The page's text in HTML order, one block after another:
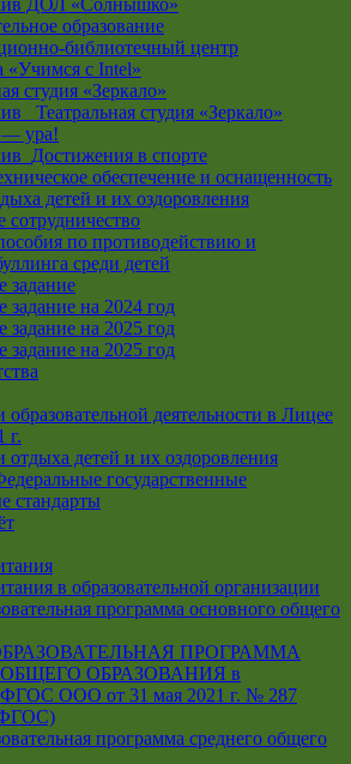
ДОЛ «Солнышко»
образование
библиотечный центр
«Учимся с Intel»
студия «Зеркало»
_Театральная студия «Зеркало»
— ура!
в спорте
обеспечение и оснащенность
детей и их оздоровления
по противодействию и
среди детей
задание
на 2024 год
на 2025 год
на 2025 год
деятельности в Лицее
г.
отдыха детей и их оздоровления
государственные
стандарты
в образовательной организации
программа основного общего
ПРОГРАММА
ОБРАЗОВАНИЯ в
ФГОС ООО от 31 мая 2021 г. № 287
ФГОС)
программа среднего общего